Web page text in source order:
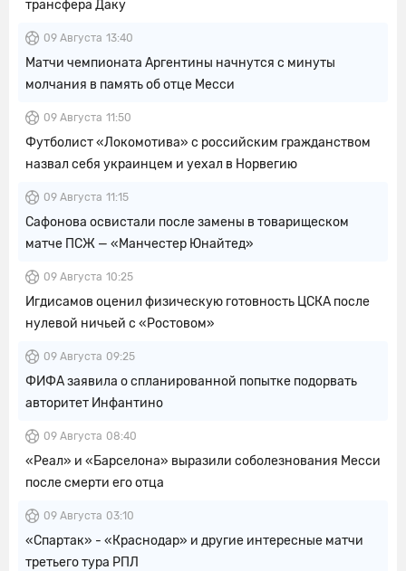
трансфера Даку
09 Августа 13:40
Матчи чемпионата Аргентины начнутся с минуты
молчания в память об отце Месси
09 Августа 11:50
Футболист «Локомотива» с российским гражданством
назвал себя украинцем и уехал в Норвегию
09 Августа 11:15
Сафонова освистали после замены в товарищеском
матче ПСЖ — «Манчестер Юнайтед»
09 Августа 10:25
Игдисамов оценил физическую готовность ЦСКА после
нулевой ничьей с «Ростовом»
09 Августа 09:25
ФИФА заявила о спланированной попытке подорвать
авторитет Инфантино
09 Августа 08:40
«Реал» и «Барселона» выразили соболезнования Месси
после смерти его отца
09 Августа 03:10
«Спартак» - «Краснодар» и другие интересные матчи
третьего тура РПЛ